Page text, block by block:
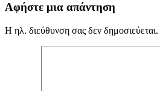
Αφήστε μια απάντηση
Η ηλ. διεύθυνση σας δεν δημοσιεύεται.